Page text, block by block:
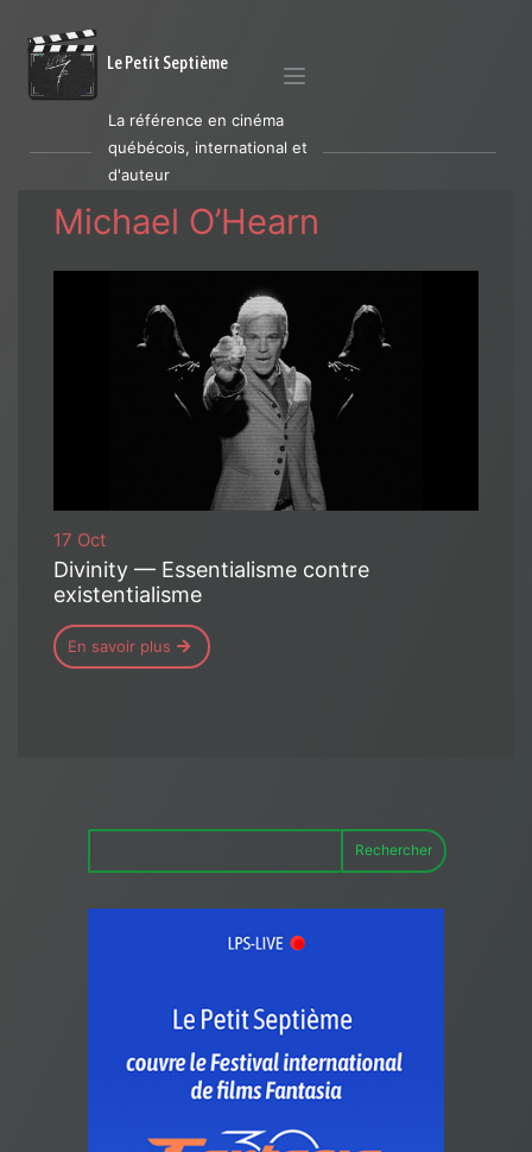
Le Petit Septième
La référence en cinéma
québécois, international et
d'auteur
Michael O’Hearn
17 Oct
Divinity — Essentialisme contre
existentialisme
En savoir plus
Rechercher